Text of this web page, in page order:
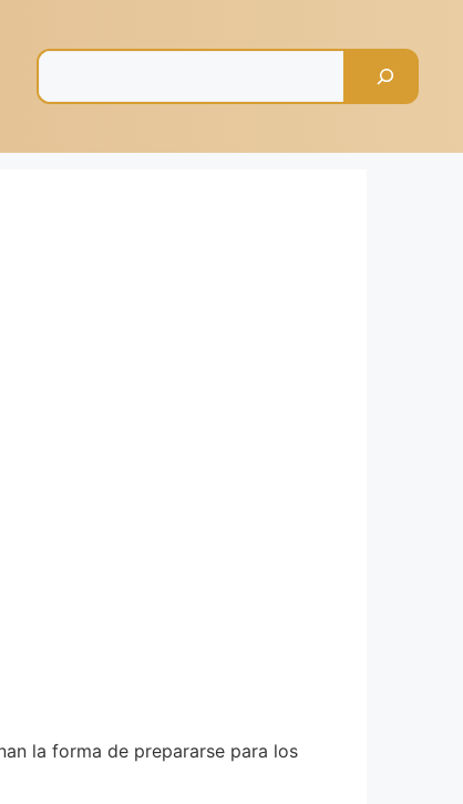
la forma de prepararse para los